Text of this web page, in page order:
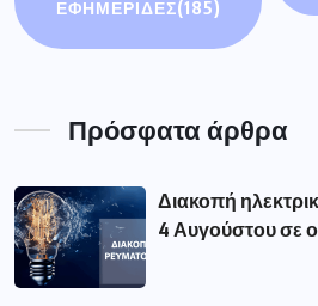
ΕΦΗΜΕΡΙΔΕΣ(185)
Πρόσφατα άρθρα
Διακοπή
4 Αυγούστου σε